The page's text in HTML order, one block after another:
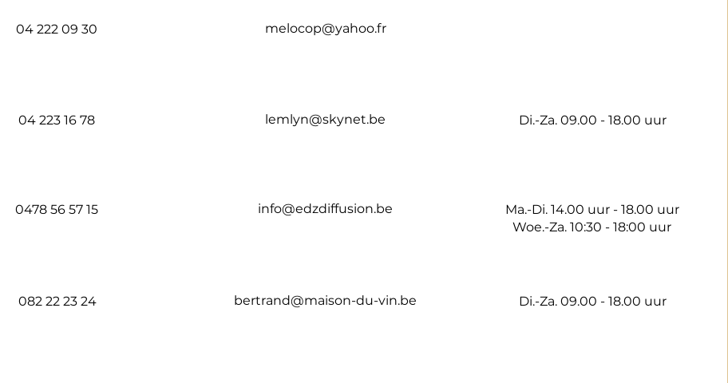
04 222 09 30
04 223 16 78​
0478 56 57 15
082 22 23 24
melocop@yahoo.fr
lemlyn@skynet.be
info@edzdiffusion.be
bertrand@maison-du-vin.be
Di.-Za. 09.00 - 18.00 uur
Ma.-Di. 14.00 uur - 18.00 uur
Woe.-Za. 10:30 - 18:00 uur
Di.-Za. 09.00 - 18.00 uur